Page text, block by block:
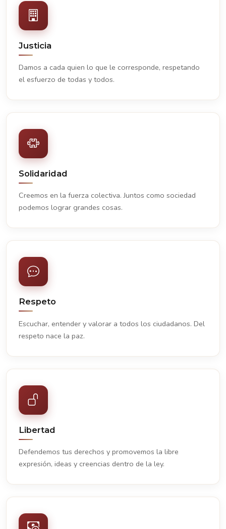
Justicia
Damos a cada quien lo que le corresponde, respetando
el esfuerzo de todas y todos.
Solidaridad
Creemos en la fuerza colectiva. Juntos como sociedad
podemos lograr grandes cosas.
Respeto
Escuchar, entender y valorar a todos los ciudadanos. Del
respeto nace la paz.
Libertad
Defendemos tus derechos y promovemos la libre
expresión, ideas y creencias dentro de la ley.